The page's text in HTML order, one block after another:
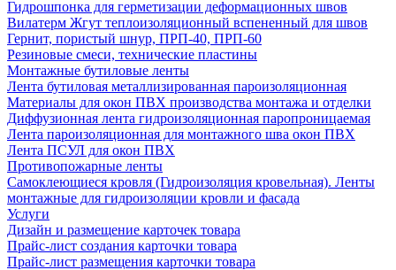
Гидрошпонка для герметизации деформационных швов
Вилатерм Жгут теплоизоляционный вспененный для швов
Гернит, пористый шнур, ПРП-40, ПРП-60
Резиновые смеси, технические пластины
Монтажные бутиловые ленты
Лента бутиловая металлизированная пароизоляционная
Материалы для окон ПВХ производства монтажа и отделки
Диффузионная лента гидроизоляционная паропроницаемая
Лента пароизоляционная для монтажного шва окон ПВХ
Лента ПСУЛ для окон ПВХ
Противопожарные ленты
Самоклеющиеся кровля (Гидроизоляция кровельная). Ленты
монтажные для гидроизоляции кровли и фасада
Услуги
Дизайн и размещение карточек товара
Прайс-лист создания карточки товара
Прайс-лист размещения карточки товара